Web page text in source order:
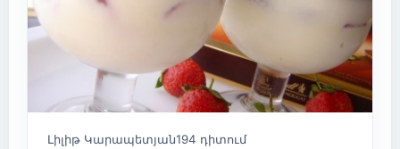
Լիլիթ Կարապետյան194 դիտում